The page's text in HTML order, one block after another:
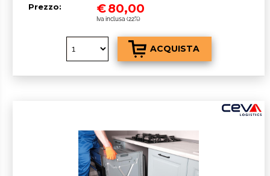
Prezzo: €80,00
Iva inclusa (22%)